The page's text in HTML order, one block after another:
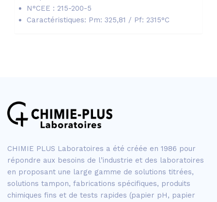
N°CEE : 215-200-5
Caractéristiques: Pm: 325,81 / Pf: 2315°C
CHIMIE PLUS Laboratoires a été créée en 1986 pour
répondre aux besoins de l’industrie et des laboratoires
en proposant une large gamme de solutions titrées,
solutions tampon, fabrications spécifiques, produits
chimiques fins et de tests rapides (papier pH, papier